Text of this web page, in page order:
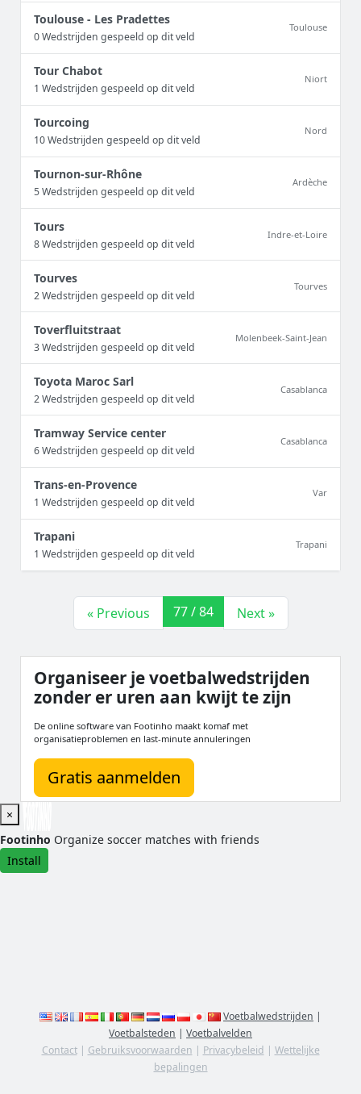
Toulouse - Les Pradettes
0 Wedstrijden gespeeld op dit veld
Toulouse
Tour Chabot
1 Wedstrijden gespeeld op dit veld
Niort
Tourcoing
10 Wedstrijden gespeeld op dit veld
Nord
Tournon-sur-Rhône
5 Wedstrijden gespeeld op dit veld
Ardèche
Tours
8 Wedstrijden gespeeld op dit veld
Indre-et-Loire
Tourves
2 Wedstrijden gespeeld op dit veld
Tourves
Toverfluitstraat
3 Wedstrijden gespeeld op dit veld
Molenbeek-Saint-Jean
Toyota Maroc Sarl
2 Wedstrijden gespeeld op dit veld
Casablanca
Tramway Service center
6 Wedstrijden gespeeld op dit veld
Casablanca
Trans-en-Provence
1 Wedstrijden gespeeld op dit veld
Var
Trapani
1 Wedstrijden gespeeld op dit veld
Trapani
« Previous 77 / 84 Next »
Organiseer je voetbalwedstrijden
zonder er uren aan kwijt te zijn
De online software van Footinho maakt komaf met
organisatieproblemen en last-minute annuleringen
Gratis aanmelden
×
Footinho Organize soccer matches with friends
Install
Voetbalwedstrijden |
Voetbalsteden | Voetbalvelden
Contact| Gebruiksvoorwaarden | Privacybeleid | Wettelijke
bepalingen